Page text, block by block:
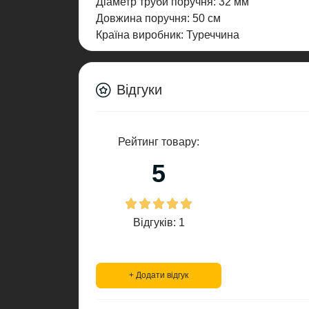
Довжина поручня: 50 см
Країна виробник: Туреччина
Відгуки
Рейтинг товару:
5
Відгуків: 1
+ Додати відгук